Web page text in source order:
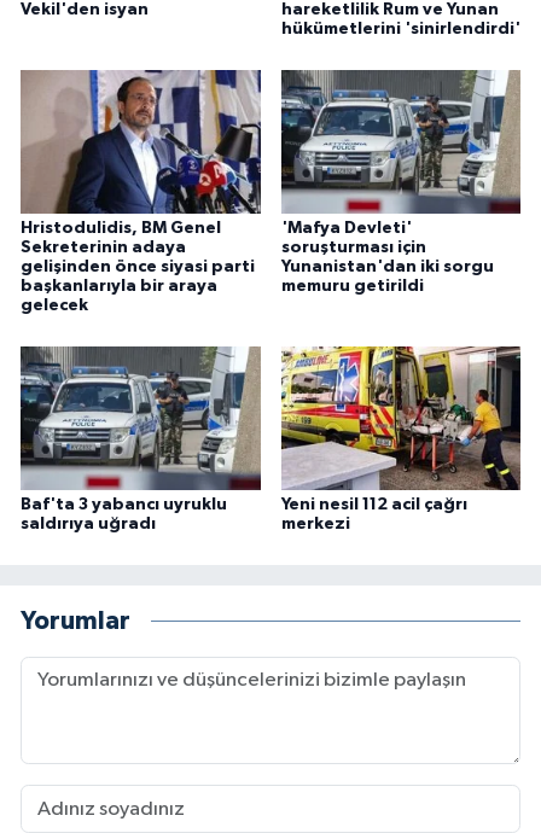
Vekil'den isyan
hareketlilik Rum ve Yunan
hükümetlerini 'sinirlendirdi'
Hristodulidis, BM Genel
Sekreterinin adaya
gelişinden önce siyasi parti
başkanlarıyla bir araya
gelecek
'Mafya Devleti'
soruşturması için
Yunanistan'dan iki sorgu
memuru getirildi
Baf'ta 3 yabancı uyruklu
saldırıya uğradı
Yeni nesil 112 acil çağrı
merkezi
Yorumlar